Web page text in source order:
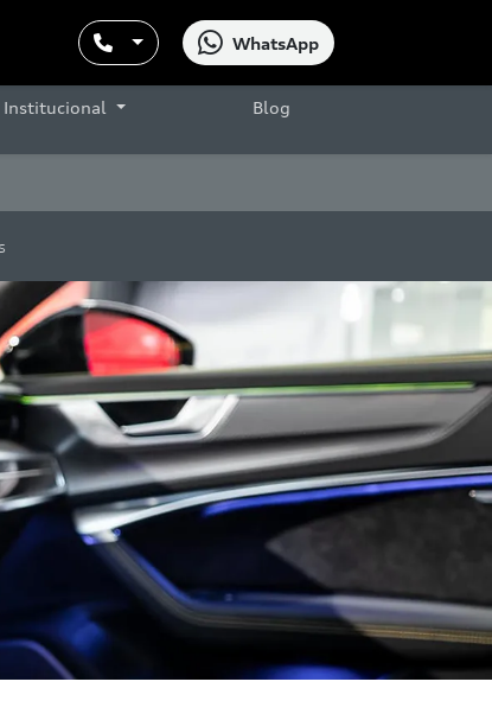
WhatsApp
Institucional Blog